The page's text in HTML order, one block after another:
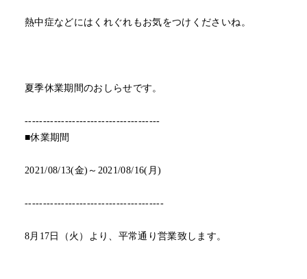
熱中症などにはくれぐれもお気をつけくださいね。
夏季休業期間のおしらせです。
-------------------------------------
■休業期間
2021/08/13(金)～2021/08/16(月)
--------------------------------------
8月17日（火）より、平常通り営業致します。